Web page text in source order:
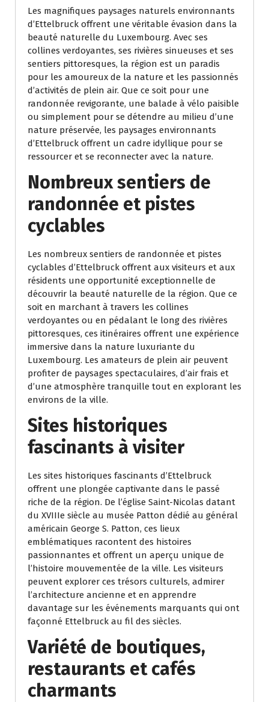
Les magnifiques paysages naturels environnants
d’Ettelbruck offrent une véritable évasion dans la
beauté naturelle du Luxembourg. Avec ses
collines verdoyantes, ses rivières sinueuses et ses
sentiers pittoresques, la région est un paradis
pour les amoureux de la nature et les passionnés
d’activités de plein air. Que ce soit pour une
randonnée revigorante, une balade à vélo paisible
ou simplement pour se détendre au milieu d’une
nature préservée, les paysages environnants
d’Ettelbruck offrent un cadre idyllique pour se
ressourcer et se reconnecter avec la nature.
Nombreux sentiers de
randonnée et pistes
cyclables
Les nombreux sentiers de randonnée et pistes
cyclables d’Ettelbruck offrent aux visiteurs et aux
résidents une opportunité exceptionnelle de
découvrir la beauté naturelle de la région. Que ce
soit en marchant à travers les collines
verdoyantes ou en pédalant le long des rivières
pittoresques, ces itinéraires offrent une expérience
immersive dans la nature luxuriante du
Luxembourg. Les amateurs de plein air peuvent
profiter de paysages spectaculaires, d’air frais et
d’une atmosphère tranquille tout en explorant les
environs de la ville.
Sites historiques
fascinants à visiter
Les sites historiques fascinants d’Ettelbruck
offrent une plongée captivante dans le passé
riche de la région. De l’église Saint-Nicolas datant
du XVIIIe siècle au musée Patton dédié au général
américain George S. Patton, ces lieux
emblématiques racontent des histoires
passionnantes et offrent un aperçu unique de
l’histoire mouvementée de la ville. Les visiteurs
peuvent explorer ces trésors culturels, admirer
l’architecture ancienne et en apprendre
davantage sur les événements marquants qui ont
façonné Ettelbruck au fil des siècles.
Variété de boutiques,
restaurants et cafés
charmants